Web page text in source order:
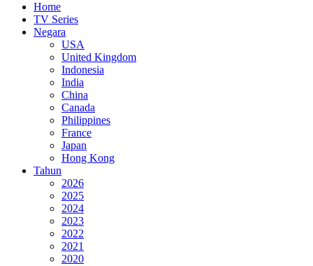
Home
TV Series
Negara
USA
United Kingdom
Indonesia
India
China
Canada
Philippines
France
Japan
Hong Kong
Tahun
2026
2025
2024
2023
2022
2021
2020